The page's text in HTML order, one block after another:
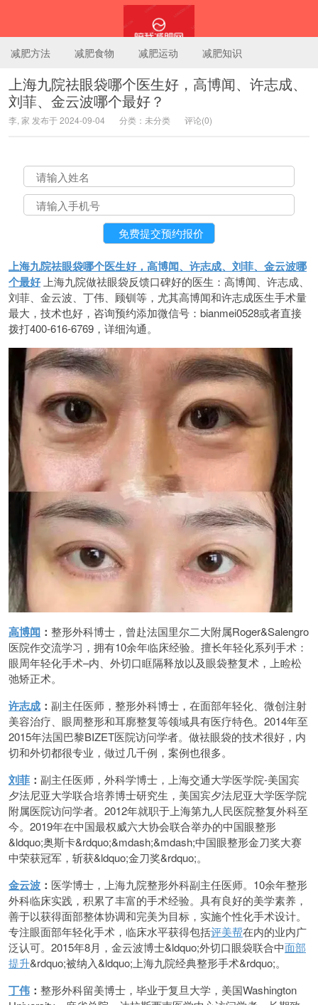
陪我减肥网
减肥方法 减肥食物 减肥运动 减肥知识
上海九院祛眼袋哪个医生好，高博闻、许志成、
刘菲、金云波哪个最好？
李, 家 发布于 2024-09-04 分类：未分类 评论(0)
上海九院祛眼袋哪个医生好，高博闻、许志成、刘菲、金云波哪
个最好上海九院做祛眼袋反馈口碑好的医生：高博闻、许志成、
刘菲、金云波、丁伟、顾钏等，尤其高博闻和许志成医生手术量
最大，技术也好，咨询预约添加微信号：bianmei0528或者直接
拨打400-616-6769，详细沟通。
高博闻 ： 整形外科博士，曾赴法国里尔二大附属Roger&Salengro
医院作交流学习，拥有10余年临床经验。擅长年轻化系列手术：
眼周年轻化手术–内、外切口眶隔释放以及眼袋整复术，上睑松
弛矫正术。
许志成 ： 副主任医师，整形外科博士，在面部年轻化、微创注射
美容治疗、眼周整形和耳廓整复等领域具有医疗特色。2014年至
2015年法国巴黎BIZET医院访问学者。做祛眼袋的技术很好，内
切和外切都很专业，做过几千例，案例也很多。
刘菲 ： 副主任医师，外科学博士，上海交通大学医学院-美国宾
夕法尼亚大学联合培养博士研究生，美国宾夕法尼亚大学医学院
附属医院访问学者。2012年就职于上海第九人民医院整复外科至
今。2019年在中国最权威六大协会联合举办的中国眼整形
&ldquo;奥斯卡&rdquo;&mdash;&mdash;中国眼整形金刀奖大赛
中荣获冠军，斩获&ldquo;金刀奖&rdquo;。
金云波 ： 医学博士，上海九院整形外科副主任医师。10余年整形
外科临床实践，积累了丰富的手术经验。具有良好的美学素养，
善于以获得面部整体协调和完美为目标，实施个性化手术设计。
专注眼面部年轻化手术，临床水平获得包括评美帮在内的业内广
泛认可。2015年8月，金云波博士&ldquo;外切口眼袋联合中面部
提升&rdquo;被纳入&ldquo;上海九院经典整形手术&rdquo;。
丁伟 ： 整形外科留美博士，毕业于复旦大学，美国Washington